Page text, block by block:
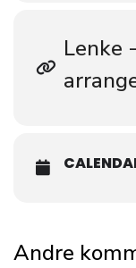
Lenke
Andre